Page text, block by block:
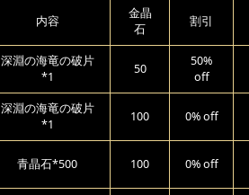
内容
金晶
石
割引
深淵の海竜の破片
*1
50
50%
off
深淵の海竜の破片
*1
100 0% off
青晶石*500 100 0% off